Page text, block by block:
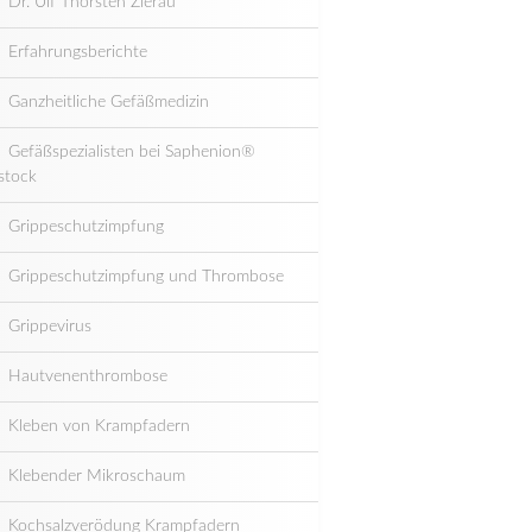
Erfahrungsberichte
Ganzheitliche Gefäßmedizin
Gefäßspezialisten bei Saphenion®
Grippeschutzimpfung
Grippeschutzimpfung und Thrombose
Grippevirus
Hautvenenthrombose
Kleben von Krampfadern
Klebender Mikroschaum
Kochsalzverödung Krampfadern